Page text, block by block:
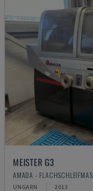
MEISTER G3
AMADA -
UNGARN 2013